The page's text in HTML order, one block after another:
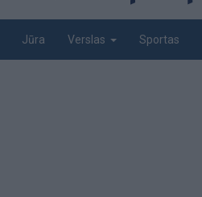
Jūra Verslas Sportas